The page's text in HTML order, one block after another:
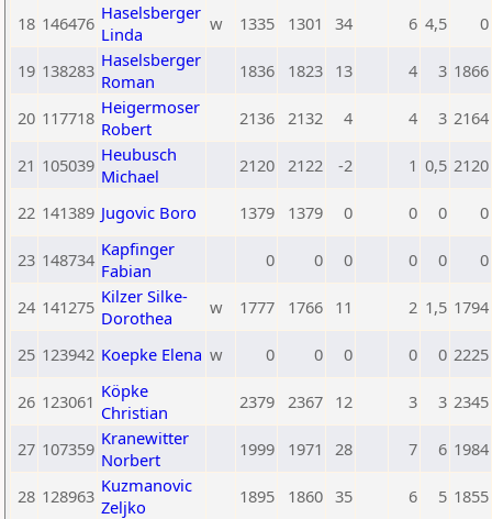
18 146476 Haselsberger
Linda
w 1335 1301 34 6 4,5 0
19 138283 Haselsberger
Roman
1836 1823 13 4 3 1866
20 117718 Heigermoser
Robert
2136 2132 4 4 3 2164
21 105039 Heubusch
Michael
2120 2122 -2 1 0,5 2120
22 141389 Jugovic Boro 1379 1379 0 0 0 0
23 148734 Kapfinger
Fabian
0 0 0 0 0 0
24 141275 Kilzer Silke-
Dorothea
w 1777 1766 11 2 1,5 1794
25 123942 Koepke Elena w 0 0 0 0 0 2225
26 123061 Köpke
Christian
2379 2367 12 3 3 2345
27 107359 Kranewitter
Norbert
1999 1971 28 7 6 1984
28 128963 Kuzmanovic
Zeljko
1895 1860 35 6 5 1855